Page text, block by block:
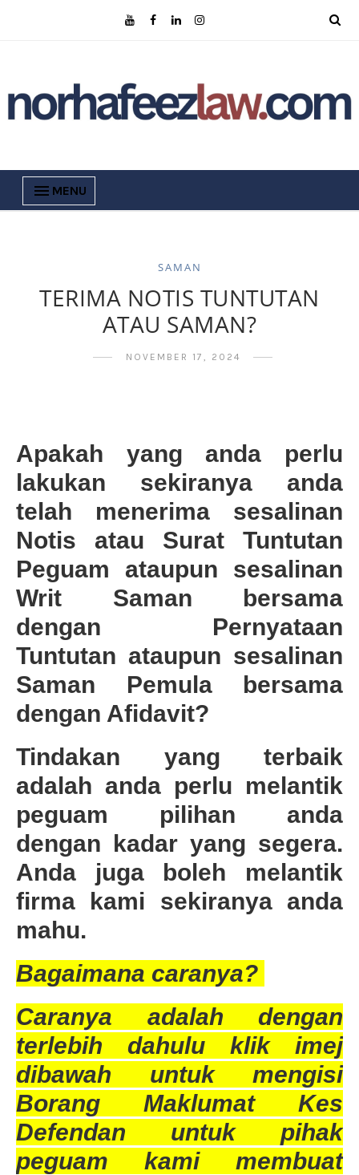
MENU
SAMAN
TERIMA NOTIS TUNTUTAN
ATAU SAMAN?
NOVEMBER 17, 2024
Apakah yang anda perlu
lakukan sekiranya anda
telah menerima sesalinan
Notis atau Surat Tuntutan
Peguam ataupun sesalinan
Writ Saman bersama
dengan Pernyataan
Tuntutan ataupun sesalinan
Saman Pemula bersama
dengan Afidavit?
Tindakan yang terbaik
adalah anda perlu melantik
peguam pilihan anda
dengan kadar yang segera.
Anda juga boleh melantik
firma kami sekiranya anda
mahu.
Bagaimana caranya?
Caranya adalah dengan
terlebih dahulu klik imej
dibawah untuk mengisi
Borang Maklumat Kes
Defendan untuk pihak
peguam kami membuat